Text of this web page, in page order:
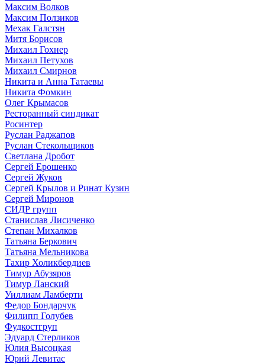
Максим Волков
Максим Ползиков
Мехак Галстян
Митя Борисов
Михаил Гохнер
Михаил Петухов
Михаил Смирнов
Никита и Анна Татаевы
Никита Фомкин
Олег Крымасов
Ресторанный синдикат
Росинтер
Руслан Раджапов
Руслан Стекольщиков
Светлана Дробот
Сергей Ерошенко
Сергей Жуков
Сергей Крылов и Ринат Кузин
Сергей Миронов
СИДР групп
Станислав Лисиченко
Степан Михалков
Татьяна Беркович
Татьяна Мельникова
Тахир Холикбердиев
Тимур Абузяров
Тимур Ланский
Уиллиам Ламберти
Федор Бондарчук
Филипп Голубев
Фудкостгруп
Эдуард Стерликов
Юлия Высоцкая
Юрий Левитас